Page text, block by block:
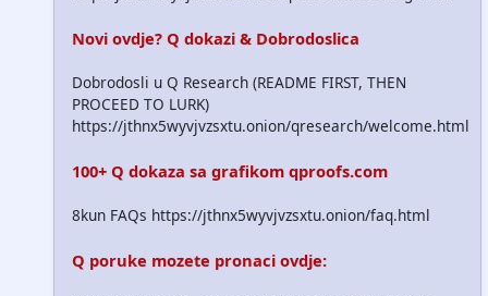
Novi ovdje? Q dokazi & Dobrodoslica
Dobrodosli u Q Research (README FIRST, THEN
PROCEED TO LURK)
https://jthnx5wyvjvzsxtu.onion/qresearch/welcome.html
100+ Q dokaza sa grafikom qproofs.com
8kun FAQs https://jthnx5wyvjvzsxtu.onion/faq.html
Q poruke mozete pronaci ovdje: